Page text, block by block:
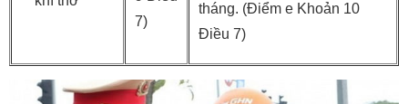
7)
tháng. (Điểm e Khoản 10
Điều 7)